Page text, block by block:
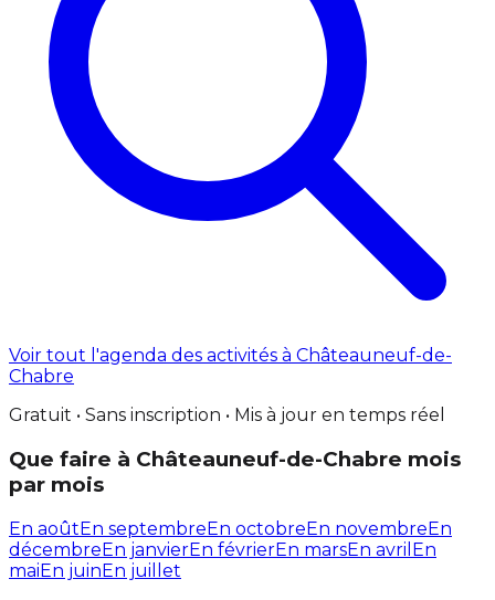
Voir tout l'agenda des activités à Châteauneuf-de-
Chabre
Gratuit • Sans inscription • Mis à jour en temps réel
Que faire à Châteauneuf-de-Chabre mois
par mois
En aoûtEn septembreEn octobreEn novembreEn
décembreEn janvierEn févrierEn marsEn avril En
maiEn juinEn juillet